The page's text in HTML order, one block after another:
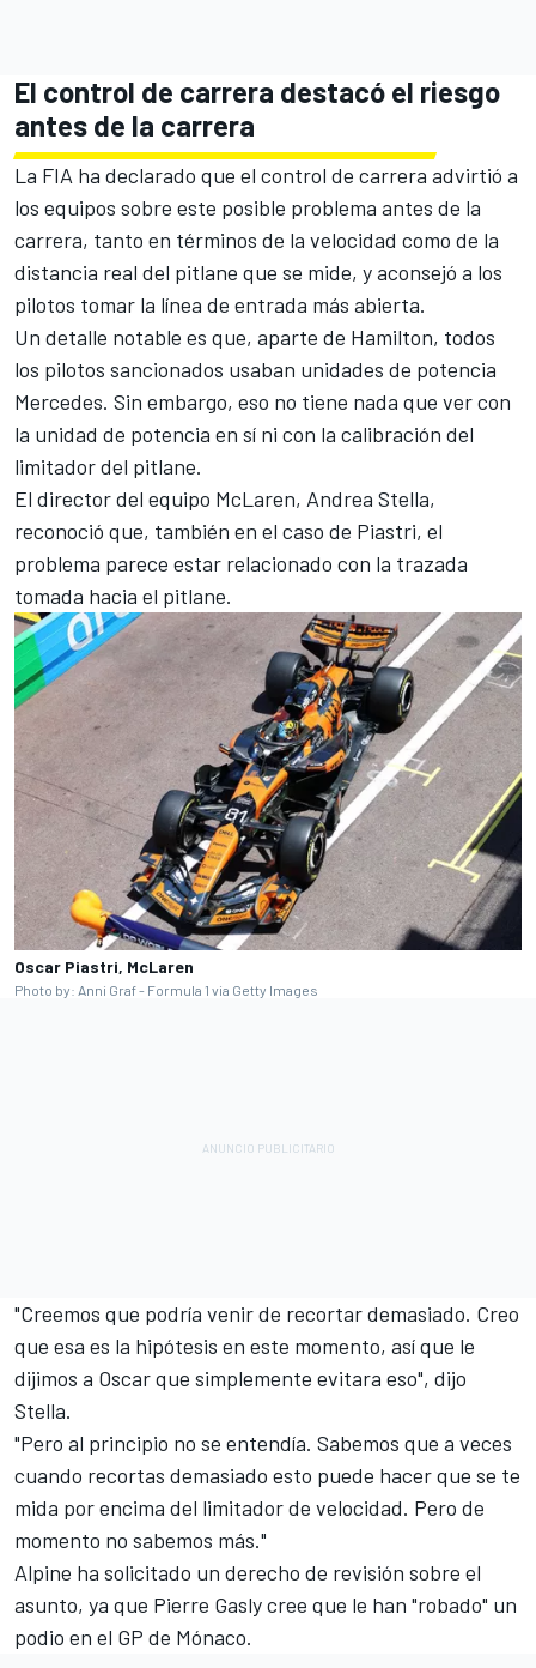
El control de carrera destacó el riesgo
antes de la carrera
La FIA ha declarado que el control de carrera advirtió a
los equipos sobre este posible problema antes de la
carrera, tanto en términos de la velocidad como de la
distancia real del pitlane que se mide, y aconsejó a los
pilotos tomar la línea de entrada más abierta.
Un detalle notable es que, aparte de Hamilton, todos
los pilotos sancionados usaban unidades de potencia
Mercedes. Sin embargo, eso no tiene nada que ver con
la unidad de potencia en sí ni con la calibración del
limitador del pitlane.
El director del equipo McLaren, Andrea Stella,
reconoció que, también en el caso de Piastri, el
problema parece estar relacionado con la trazada
tomada hacia el pitlane.
Oscar Piastri, McLaren
Photo by: Anni Graf - Formula 1 via Getty Images
"Creemos que podría venir de recortar demasiado. Creo
que esa es la hipótesis en este momento, así que le
dijimos a Oscar que simplemente evitara eso", dijo
Stella.
"Pero al principio no se entendía. Sabemos que a veces
cuando recortas demasiado esto puede hacer que se te
mida por encima del limitador de velocidad. Pero de
momento no sabemos más."
Alpine ha solicitado un derecho de revisión sobre el
asunto, ya que Pierre Gasly cree que le han "robado" un
podio en el GP de Mónaco.